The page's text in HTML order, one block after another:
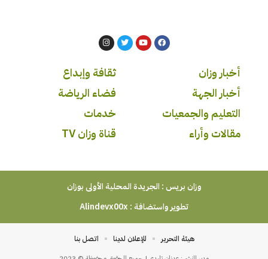
أخبار وزان
أخبار الجهة
التعليم والجمعيات
مقالات وأراء
ثقافة وإبداع
فضاء الرياضة
خدمات
قناة وزان TV
وزان بريس : الجريدة المحلية الأولى بوزان
تطوير واستضافة : Alindevx00x
هيئة التحرير للإعلان لدينا اتصل بنا